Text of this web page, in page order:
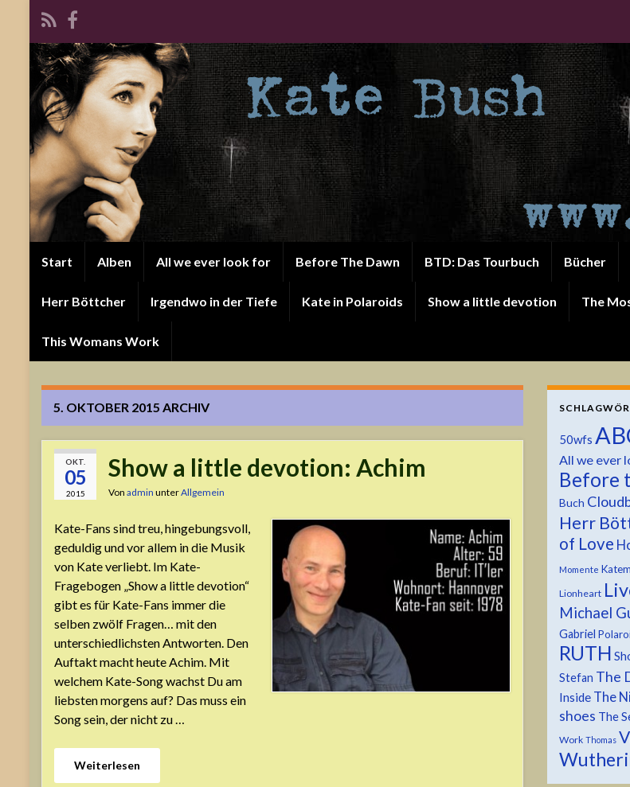
Start Alben All we ever look for Before The Dawn BTD: Das Tourbuch Bücher
Herr Böttcher Irgendwo in der Tiefe Kate in Polaroids Show a little devotion The
This Womans Work
5. OKTOBER 2015 ARCHIV
OKT.
05
2015
Show a little devotion: Achim
Von admin unterAllgemein
Kate-Fans sind treu, hingebungsvoll,
geduldig und vor allem in die Musik
von Kate verliebt. Im Kate-
Fragebogen „Show a little devotion“
gibt es für Kate-Fans immer die
selben zwölf Fragen… mit den
unterschiedlichsten Antworten. Den
Auftakt macht heute Achim. Mit
welchem Kate-Song wachst Du am
liebsten morgens auf? Das muss ein
Song sein, der nicht zu …
Weiterlesen
50wfs
All we ever
Before
Buch
Herr
of Love
Momente
Lionheart
Michael
Gabriel
RUTH
Stefan The
Inside The
shoes The
Work Thomas